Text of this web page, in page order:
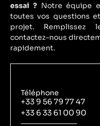
essai ? Notre équipe
toutes vos questions
projet. Remplissez
contactez-nous
rapidement.
Téléphone
+33 9 56 79 77 47
+33 6 33 61 00 90